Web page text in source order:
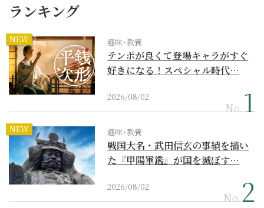
ランキング
NEW 趣味･教養
テンポが良くて登場キャラがすぐ
好きになる！スペシャル時代…
2026/08/02
No.
NEW 趣味･教養
戦国大名・武田信玄の事績を描い
た『甲陽軍鑑』が国を滅ぼす…
2026/08/02
No.